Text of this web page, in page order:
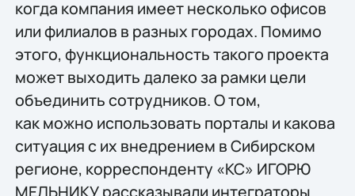
когда компания имеет несколько офисов
или филиалов в разных городах. Помимо
этого, функциональность такого проекта
может выходить далеко за рамки цели
объединить сотрудников. О том,
как можно использовать порталы и какова
ситуация с их внедрением в Сибирском
регионе, корреспонденту «КС» ИГОРЮ